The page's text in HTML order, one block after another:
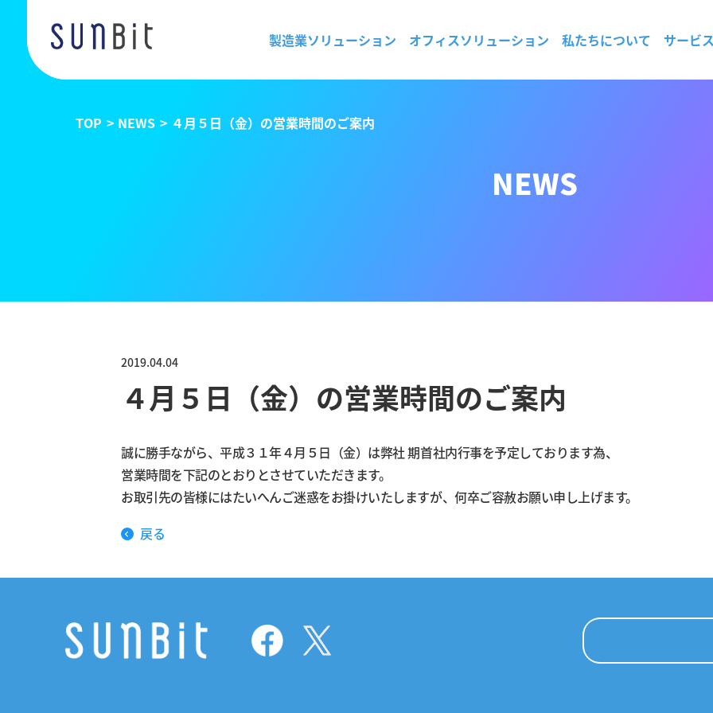
製造業ソリューション オフィスソリューション 私たちについて サービ
NEWS
2019.04.04
４月５日（金）の営業時間のご案内
誠に勝手ながら、平成３１年４月５日（金）は弊社 期首社内行事を予定しております為、
営業時間を下記のとおりとさせていただきます。
お取引先の皆様にはたいへんご迷惑をお掛けいたしますが、何卒ご容赦お願い申し上げます。
戻る
TOP NEWS ４月５日（金）の営業時間のご案内